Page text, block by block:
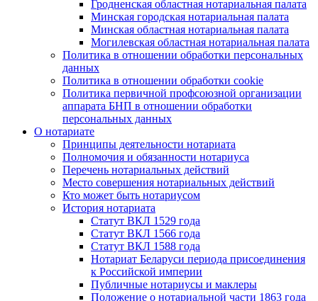
Гродненская областная нотариальная палата
Минская городская нотариальная палата
Минская областная нотариальная палата
Могилевская областная нотариальная палата
Политика в отношении обработки персональных
данных
Политика в отношении обработки cookie
Политика первичной профсоюзной организации
аппарата БНП в отношении обработки
персональных данных
О нотариате
Принципы деятельности нотариата
Полномочия и обязанности нотариуса
Перечень нотариальных действий
Место совершения нотариальных действий
Кто может быть нотариусом
История нотариата
Статут ВКЛ 1529 года
Статут ВКЛ 1566 года
Статут ВКЛ 1588 года
Нотариат Беларуси периода присоединения
к Российской империи
Публичные нотариусы и маклеры
Положение о нотариальной части 1863 года